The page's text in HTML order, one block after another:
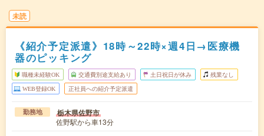
未読
《紹介予定派遣》18時～22時×週4日→医療機
器のピッキング
職種未経験OK 交通費別途支給あり 土日祝日が休み 残業なし
WEB登録OK 正社員への紹介予定派遣
勤務地 栃木県佐野市
佐野駅から車13分